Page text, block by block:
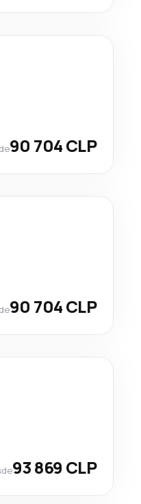
90 704 CLP
90 704 CLP
93 869 CLP